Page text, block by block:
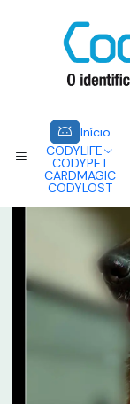
Início
CODYLIFE
CODYPET
CARDMAGIC
CODYLOST
A CODYLIFE